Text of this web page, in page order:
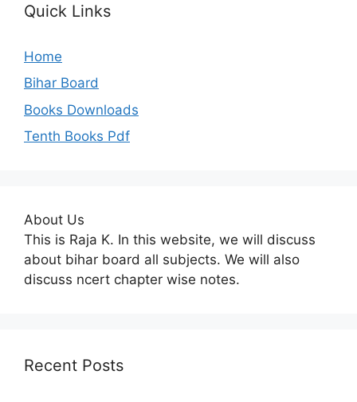
Quick Links
Home
Bihar Board
Books Downloads
Tenth Books Pdf
About Us
This is Raja K. In this website, we will discuss
about bihar board all subjects. We will also
discuss ncert chapter wise notes.
Recent Posts